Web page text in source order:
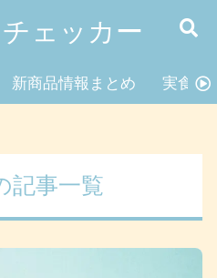
ェッカー
新商品情報まとめ 実食レ
記事一覧